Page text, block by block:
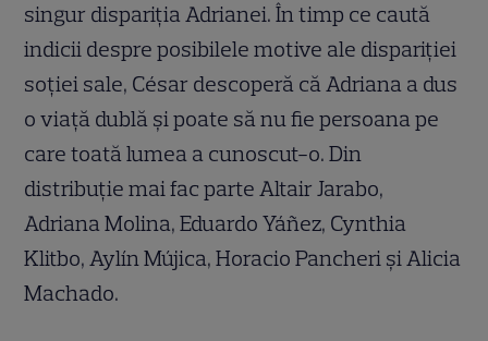
singur dispariția Adrianei. În timp ce caută
indicii despre posibilele motive ale dispariției
soției sale, César descoperă că Adriana a dus
o viață dublă și poate să nu fie persoana pe
care toată lumea a cunoscut-o. Din
distribuție mai fac parte Altair Jarabo,
Adriana Molina, Eduardo Yáñez, Cynthia
Klitbo, Aylín Mújica, Horacio Pancheri și Alicia
Machado.